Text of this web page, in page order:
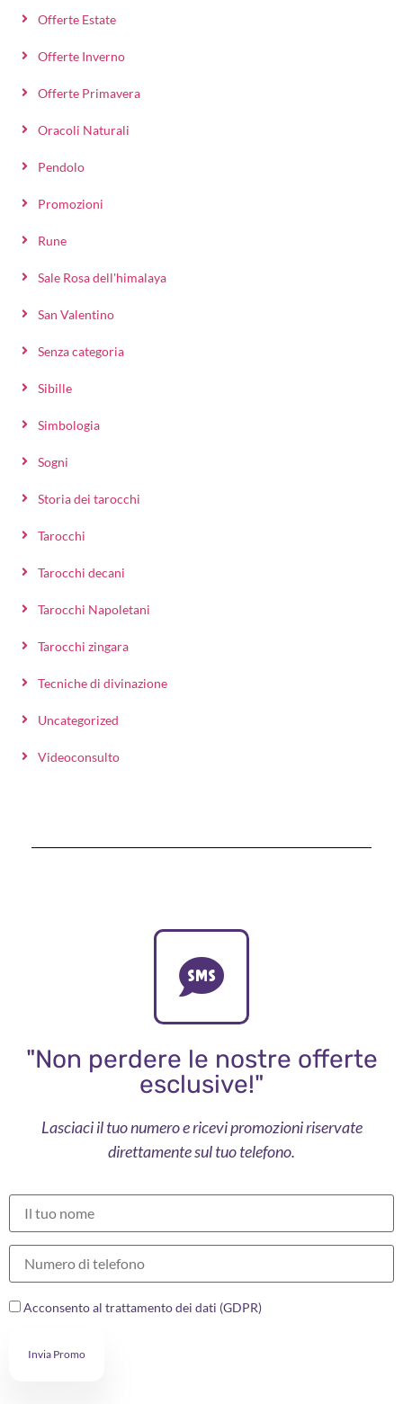
Offerte Estate
Offerte Inverno
Offerte Primavera
Oracoli Naturali
Pendolo
Promozioni
Rune
Sale Rosa dell'himalaya
San Valentino
Senza categoria
Sibille
Simbologia
Sogni
Storia dei tarocchi
Tarocchi
Tarocchi decani
Tarocchi Napoletani
Tarocchi zingara
Tecniche di divinazione
Uncategorized
Videoconsulto
"Non perdere le nostre offerte
esclusive!"
Lasciaci il tuo numero e ricevi promozioni riservate
direttamente sul tuo telefono.
Acconsento al trattamento dei dati (GDPR)
Invia Promo